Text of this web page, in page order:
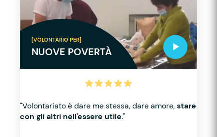
[VOLONTARIO PER]
NUOVE POVERTÀ
"Volontariato è dare me stessa, dare amore,stare
con gli altri nell'essere utile."